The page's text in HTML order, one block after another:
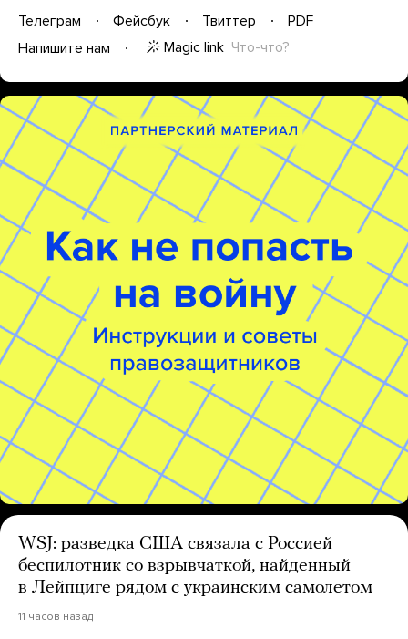
Телеграм Фейсбук Твиттер
PDF
Напишите нам
Magic link Что-что?
WSJ: разведка США связала с Россией
беспилотник со взрывчаткой, найденный
в Лейпциге рядом с украинским самолетом
11 часов назад